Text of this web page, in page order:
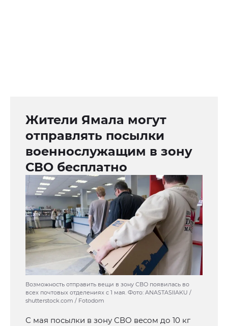
Жители Ямала могут
отправлять посылки
военнослужащим в зону
СВО бесплатно
Возможность отправить вещи в зону СВО появилась во
всех почтовых отделениях с 1 мая. Фото: ANASTASIIAKU /
shutterstock.com / Fotodom
С мая посылки в зону СВО весом до 10 кг